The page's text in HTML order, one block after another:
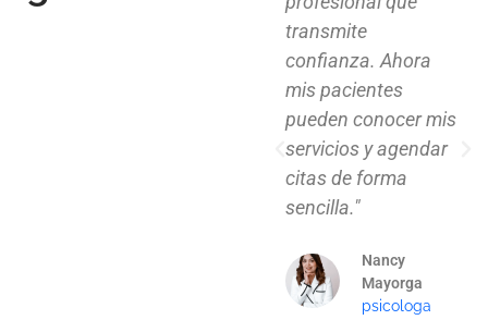
transmite
confianza. Ahora
mis pacientes
pueden conocer mis
servicios y agendar
citas de forma
sencilla."
Nancy
Mayorga
psicologa